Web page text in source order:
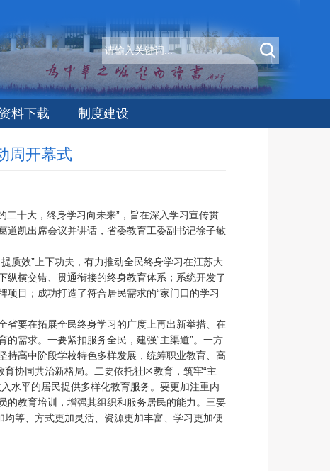
资料下载 制度建设
周开幕式
十大，终身学习向未来”，旨在深入学习宣传贯
道凯出席会议并讲话，省委教育工委副书记徐子敏
质效”上下功夫，有力推动全民终身学习在江苏大
横交错、贯通衔接的终身教育体系；系统开发了
目；成功打造了符合居民需求的“家门口的学习
省要在拓展全民终身学习的广度上再出新举措、在
需求。一要紧扣服务全民，建强“主渠道”。一方
持高中阶段学校特色多样发展，统筹职业教育、高
协同共治新格局。二要依托社区教育，筑牢“主
水平的居民提供多样化教育服务。要更加注重内
的教育培训，增强其组织和服务居民的能力。三要
等、方式更加灵活、资源更加丰富、学习更加便